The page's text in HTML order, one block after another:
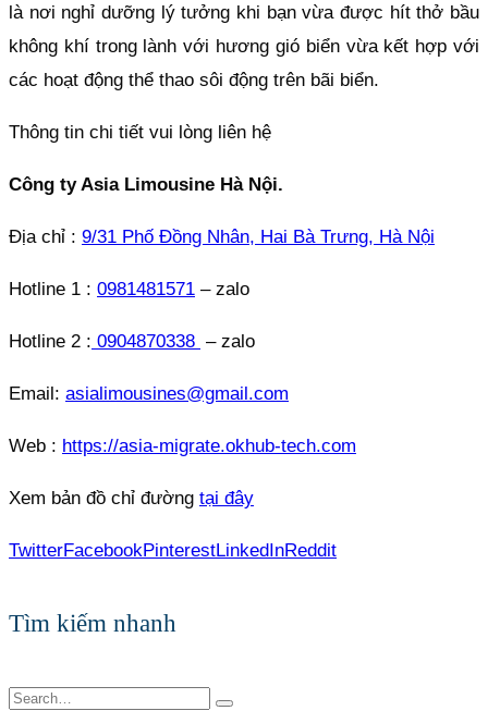
là nơi nghỉ dưỡng lý tưởng khi bạn vừa được hít thở bầu
không khí trong lành với hương gió biển vừa kết hợp với
các hoạt động thể thao sôi động trên bãi biển.
Thông tin chi tiết vui lòng liên hệ
Công ty Asia Limousine Hà Nội.
Địa chỉ : 9/31 Phố Đồng Nhân, Hai Bà Trưng, Hà Nội
Hotline 1 : 0981481571 – zalo
Hotline 2 : 0904870338 – zalo
Email: asialimousines@gmail.com
Web : https://asia-migrate.okhub-tech.com
Xem bản đồ chỉ đường tại đây
TwitterFacebookPinterestLinkedInReddit
Tìm kiếm nhanh